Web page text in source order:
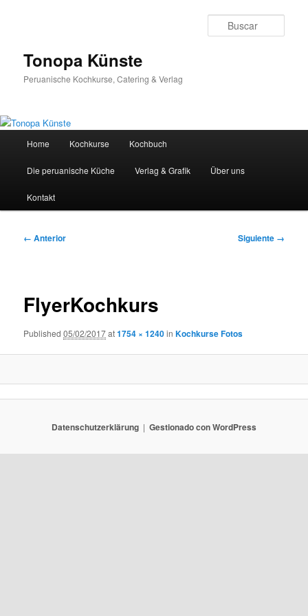
Tonopa Künste
Peruanische Kochkurse, Catering & Verlag
principal
Home Kochkurse Kochbuch
Die peruanische Küche Verlag & Grafik Über uns
Kontakt
Navegador
← Anterior Siguiente →
FlyerKochkurs
Published05/02/2017at1754 × 1240inKochkurse Fotos
Datenschutzerklärung Gestionado con WordPress